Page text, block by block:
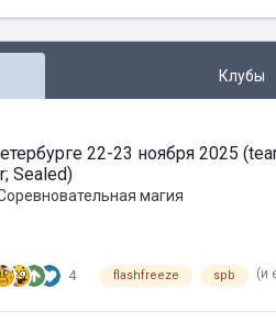
Клубы
22-23 ноября 2025
Sealed)
магия
4 flashfreeze spb (и